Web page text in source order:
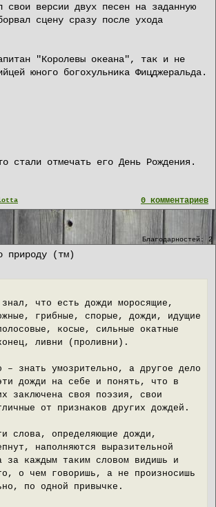
свои версии двух песен на заданную
сцену сразу после ухода
"Королевы океана", так и не
юного богохульника Фицджеральда.
стали отмечать его День Рождения.
0 комментариев
Благодарностей: 2
природу (тм)
что есть дожди моросящие,
грибные, спорые, дожди, идущие
косые, сильные окатные
ливни (проливни).
– знать умозрительно, а другое дело
дожди на себе и понять, что в
заключена своя поэзия, свои
от признаков других дождей.
слова, определяющие дожди,
наполняются выразительной
за каждым таким словом видишь и
о чем говоришь, а не произносишь
по одной привычке.